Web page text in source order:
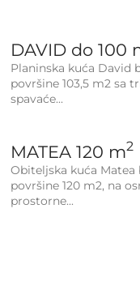
DAVID do 100
Planinska kuća David
površine 103,5 m2 sa
spavaće
MATEA 120 m2
Obiteljska kuća Matea
površine 120 m2, na
prostorne